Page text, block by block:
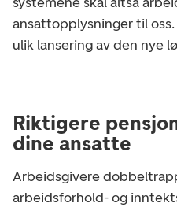
ansattopplysninger til
ulik lansering av den nye
Riktigere
dine ansatte
Arbeidsgivere
arbeidsforhold- og